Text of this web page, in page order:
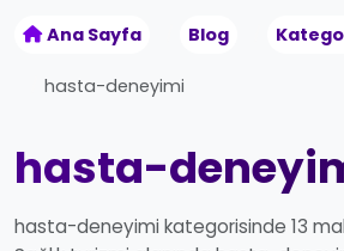
Ana Sayfa Blog
hasta-deneyimi
hasta-
hasta-deneyimi kategorisinde 13